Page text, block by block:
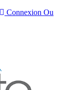
Connexion Ou